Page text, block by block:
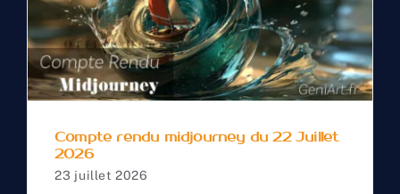
Compte rendu
midjourney du 22 Juillet
2026
Compte rendu midjourney du 22 Juillet
2026
23 juillet 2026